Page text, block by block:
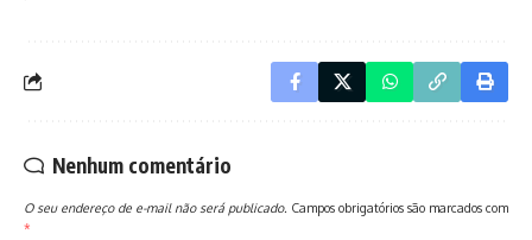
Nenhum comentário
O seu endereço de e-mail não será publicado. Campos obrigatórios são marcados com
*